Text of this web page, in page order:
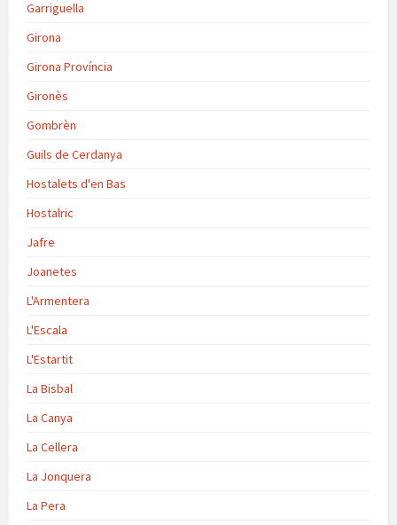
Garriguella
Girona
Girona Província
Gironès
Gombrèn
Guils de Cerdanya
Hostalets d'en Bas
Hostalric
Jafre
Joanetes
L'Armentera
L'Escala
L'Estartit
La Bisbal
La Canya
La Cellera
La Jonquera
La Pera